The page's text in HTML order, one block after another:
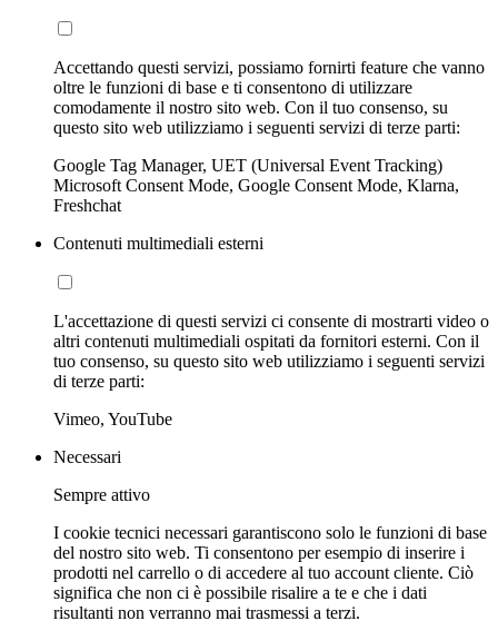
Accettando questi servizi, possiamo fornirti feature che vanno
oltre le funzioni di base e ti consentono di utilizzare
comodamente il nostro sito web. Con il tuo consenso, su
questo sito web utilizziamo i seguenti servizi di terze parti:
Google Tag Manager, UET (Universal Event Tracking)
Microsoft Consent Mode, Google Consent Mode, Klarna,
Freshchat
Contenuti multimediali esterni
L'accettazione di questi servizi ci consente di mostrarti video o
altri contenuti multimediali ospitati da fornitori esterni. Con il
tuo consenso, su questo sito web utilizziamo i seguenti servizi
di terze parti:
Vimeo, YouTube
Necessari
Sempre attivo
I cookie tecnici necessari garantiscono solo le funzioni di base
del nostro sito web. Ti consentono per esempio di inserire i
prodotti nel carrello o di accedere al tuo account cliente. Ciò
significa che non ci è possibile risalire a te e che i dati
risultanti non verranno mai trasmessi a terzi.